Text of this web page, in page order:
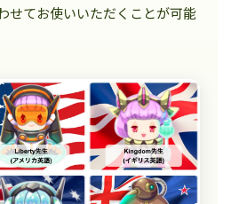
せてお使いいただくことが可能